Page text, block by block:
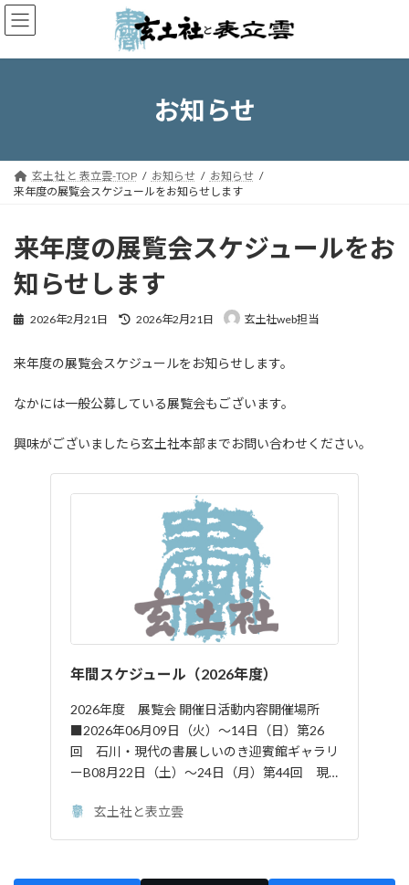
コ
ン
ン
ナ
ビ
ー
お知らせ
玄土社 と 表立雲-TOP お知らせ
お知らせ
来年度の展覧会スケジュールをお知らせします
来年度の展覧会スケジュールをお
知らせします
2026年2月21日
最
新
時
:
2026年2月21日 玄土社web担当
来年度の展覧会スケジュールをお知らせします。
なかには一般公募している展覧会もございます。
興味がございましたら玄土社本部までお問い合わせください。
年間スケジュール（2026年度）
2026年度 展覧会 開催日活動内容開催場所
■2026年 06月09日（火）～14日（日）第26
回 石川・現代の書展しいのき迎賓館ギャラリ
ーB08月22日（土）～24日（月）第44回 現…
玄土社と表立雲